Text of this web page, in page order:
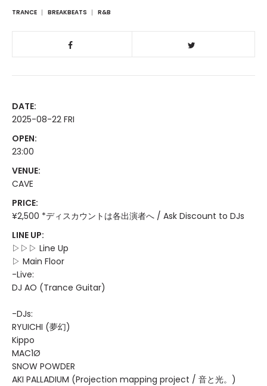
TRANCE BREAKBEATS R&B
DATE:
2025-08-22 FRI
OPEN:
23:00
VENUE:
CAVE
PRICE:
¥2,500 *ディスカウントは各出演者へ / Ask Discount to DJs
LINE UP:
▷▷▷ Line Up
▷ Main Floor
-Live:
DJ AO (Trance Guitar)
-DJs:
RYUICHI (夢幻)
Kippo
MAC1Ø
SNOW POWDER
AKI PALLADIUM (Projection mapping project / 音と光。)